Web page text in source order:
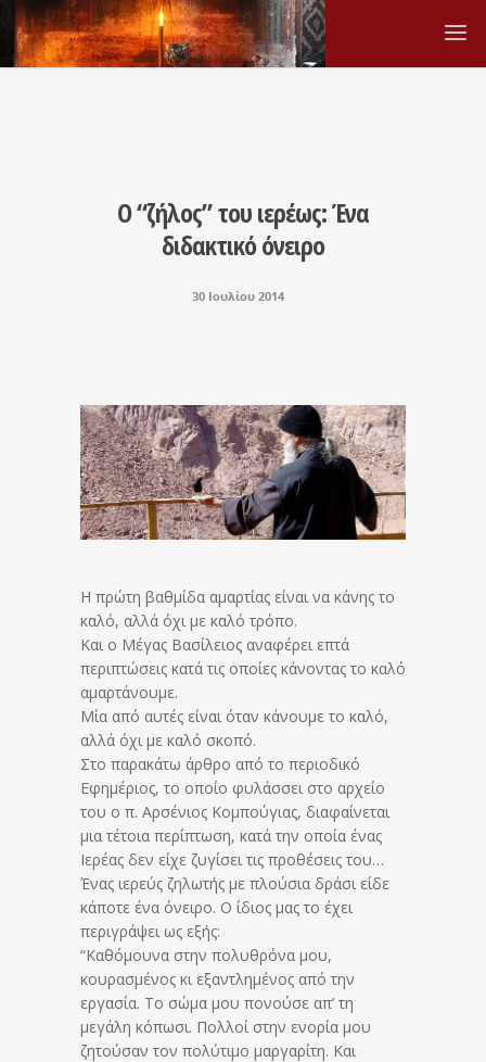
Ο “ζήλος” του ιερέως: Ένα
διδακτικό όνειρο
30 Ιουλίου 2014
Η πρώτη βαθμίδα αμαρτίας είναι να κάνης το
καλό, αλλά όχι με καλό τρόπο.
Και ο Μέγας Βασίλειος αναφέρει επτά
περιπτώσεις κατά τις οποίες κάνοντας το καλό
αμαρτάνουμε.
Μία από αυτές είναι όταν κάνουμε το καλό,
αλλά όχι με καλό σκοπό.
Στο παρακάτω άρθρο από το περιοδικό
Εφημέριος, το οποίο φυλάσσει στο αρχείο
του ο π. Αρσένιος Κομπούγιας, διαφαίνεται
μια τέτοια περίπτωση, κατά την οποία ένας
Ιερέας δεν είχε ζυγίσει τις προθέσεις του…
Ένας ιερεύς ζηλωτής με πλούσια δράσι είδε
κάποτε ένα όνειρο. Ο ίδιος μας το έχει
περιγράψει ως εξής:
“Καθόμουνα στην πολυθρόνα μου,
κουρασμένος κι εξαντλημένος από την
εργασία. Το σώμα μου πονούσε απ’ τη
μεγάλη κόπωσι. Πολλοί στην ενορία μου
ζητούσαν τον πολύτιμο μαργαρίτη. Και